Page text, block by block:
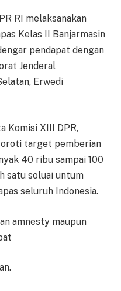
RI melaksanakan
Kelas II Banjarmasin
pendapat dengan
Jenderal
Erwedi
Komisi XIII DPR,
target pemberian
40 ribu sampai 100
satu soluai untum
seluruh Indonesia.
amnesty maupun